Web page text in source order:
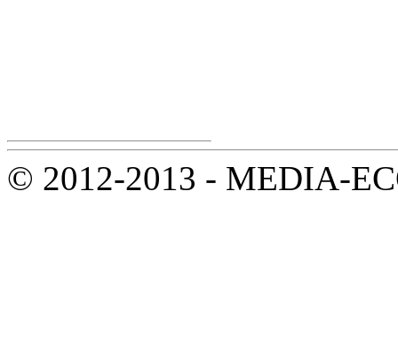
© 2012-2013 - MEDIA-